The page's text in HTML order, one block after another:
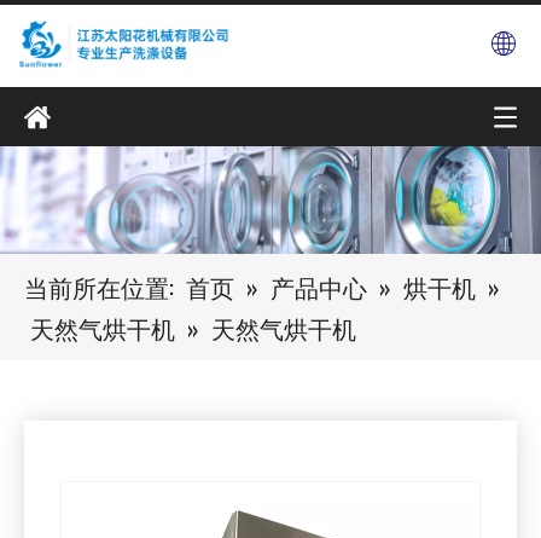
当前所在位置: 首页 » 产品中心 » 烘干机 »
天然气烘干机 » 天然气烘干机